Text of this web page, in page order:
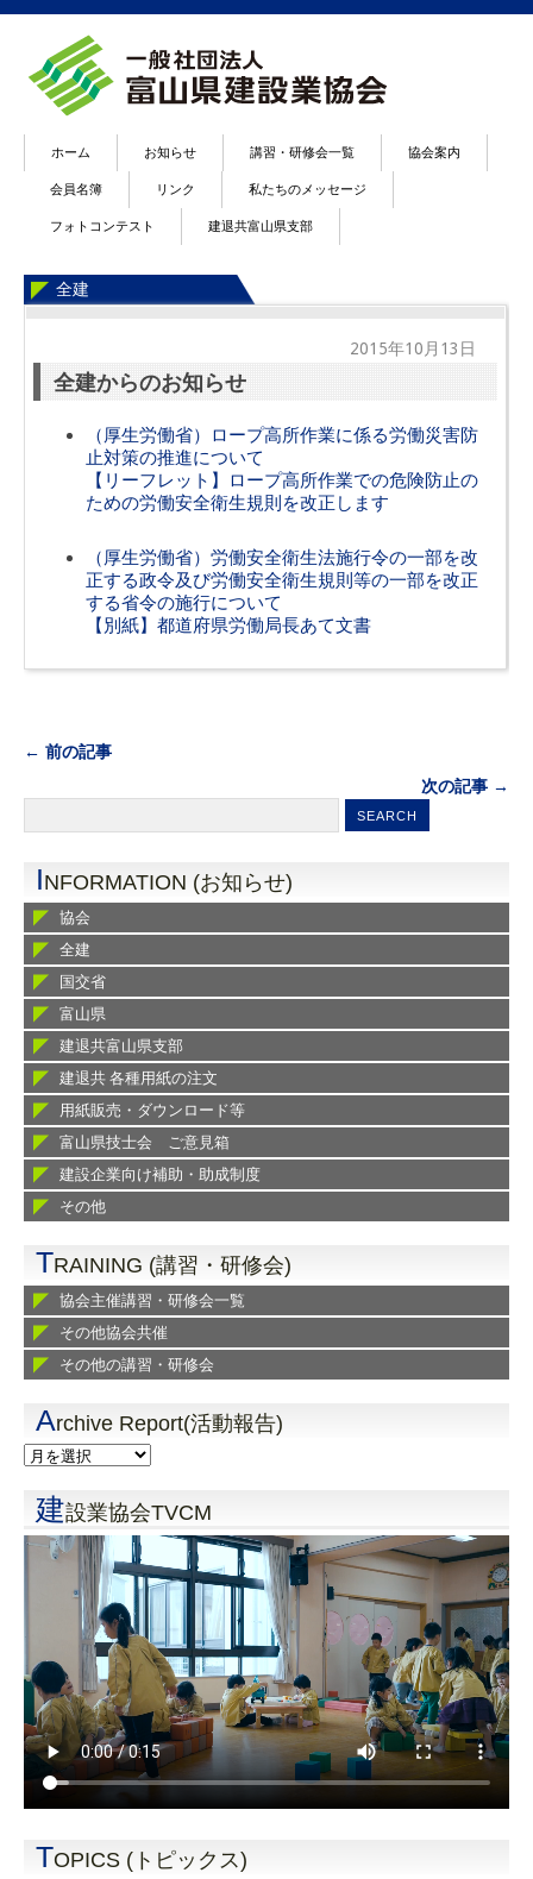
ホーム お知らせ 講習・研修会一覧 協会案内
会員名簿 リンク 私たちのメッセージ
フォトコンテスト 建退共富山県支部
全建
2015年10月13日
全建からのお知らせ
（厚生労働省）ロープ高所作業に係る労働災害防
止対策の推進について
【リーフレット】ロープ高所作業での危険防止の
ための労働安全衛生規則を改正します
（厚生労働省）労働安全衛生法施行令の一部を改
正する政令及び労働安全衛生規則等の一部を改正
する省令の施行について
【別紙】都道府県労働局長あて文書
← 前の記事
次の記事 →
INFORMATION (お知らせ)
協会
全建
国交省
富山県
建退共富山県支部
建退共 各種用紙の注文
用紙販売・ダウンロード等
富山県技士会 ご意見箱
建設企業向け補助・助成制度
その他
TRAINING (講習・研修会)
協会主催講習・研修会一覧
その他協会共催
その他の講習・研修会
Archive Report(活動報告)
建設業協会TVCM
TOPICS (トピックス)